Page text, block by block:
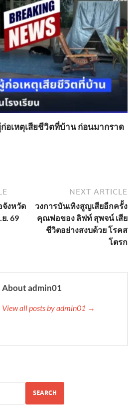
อเหตุเสียชีวิตที่บ้าน ก่อนมากราด
จังหวัด
. 69
NEXT ARTICLE
วงการบันเทิงสูญเสียอีกครั้ง
คุณพ่อของ ลิฟท์ สุพจน์ เสีย
ชีวิตอย่างสงบด้วย โรคส
โตรก
About admin01
View all posts by admin01 →
SEARCH